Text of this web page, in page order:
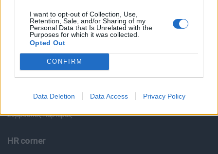
I want to opt-out of Collection, Use,
Retention, Sale, and/or Sharing of my
Personal Data that Is Unrelated with the
Purposes for which it was collected.
Opted Out
CONFIRM
Data Deletion Data Access Privacy Policy
Θέσεις Εργασίας ανά Εταιρεία
Κέντρο Βοήθειας
Υπηρεσίες υποψηφίων
Καταχώρηση Online Βιογραφικού
Συμβουλές Καριέρας
HR corner